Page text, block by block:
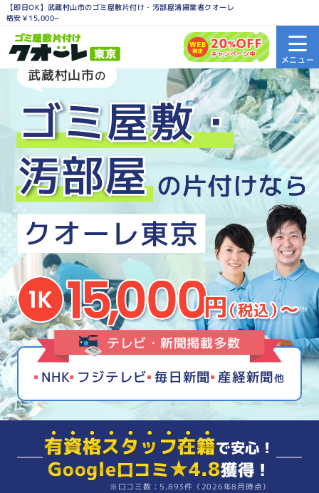
【即日OK】武蔵村山市のゴミ屋敷片付け・汚部屋清掃業者クオーレ
格安￥15,000~
武蔵村山市の
テレビ・新聞掲載多数
NHK フジテレビ 毎日新聞 産経新聞他
有資格スタッフ在籍で安心！
Google口コミ★4.8獲得！
※口コミ数：5,893件（2026年8月時点）